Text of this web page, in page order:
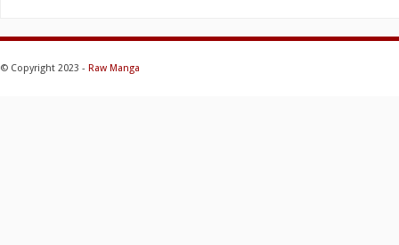
© Copyright 2023 - Raw Manga